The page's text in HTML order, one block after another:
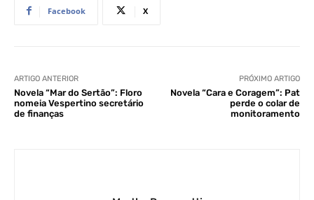
Facebook X
ARTIGO ANTERIOR
Novela “Mar do Sertão”: Floro
nomeia Vespertino secretário
de finanças
PRÓXIMO ARTIGO
Novela “Cara e Coragem”: Pat
perde o colar de
monitoramento